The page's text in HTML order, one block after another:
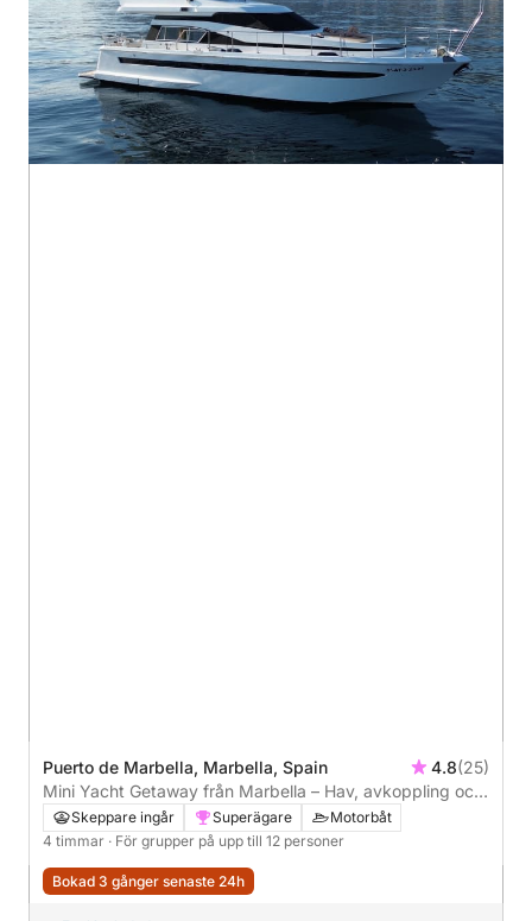
Puerto de Marbella, Marbella, Spain 4.8(25)
Mini Yacht Getaway från Marbella – Hav, avkoppling och
god mat (4h)
Skeppare ingår Superägare
Motorbåt
4 timmar · För grupper på upp till 12 personer
Bokad 3 gånger senaste 24h